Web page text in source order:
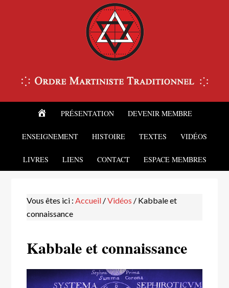
ACCUEIL
PRÉSENTATION DEVENIR MEMBRE
ENSEIGNEMENT HISTOIRE TEXTES VIDÉOS
LIVRES LIENS CONTACT ESPACE MEMBRES
Vous êtes ici : Accueil /Vidéos / Kabbale et
connaissance
Kabbale et connaissance